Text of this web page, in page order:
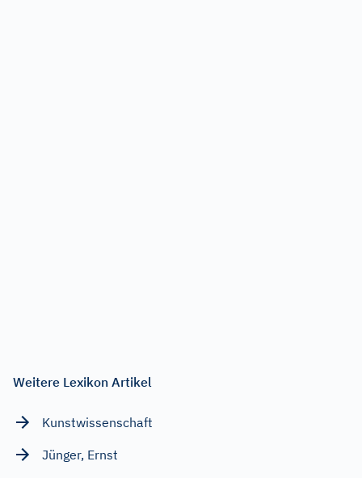
Weitere Lexikon Artikel
Kunstwissenschaft
Jünger, Ernst